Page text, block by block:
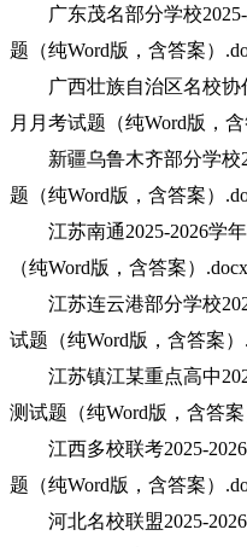
广东茂名部分学校2025-
题（纯Word版，含答案）
广西壮族自治区名校协
月月考试题（纯Word版，
新疆乌鲁木齐部分学校
题（纯Word版，含答案）
江苏南通2025-2026学年
（纯Word版，含答案）.docx
江苏连云港部分学校
试题（纯Word版，含答案）
江苏镇江某重点高中
测试题（纯Word版，含答案
江西多校联考2025-2026
题（纯Word版，含答案）
河北名校联盟2025-2026